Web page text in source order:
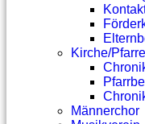
Kirche/
Männerchor